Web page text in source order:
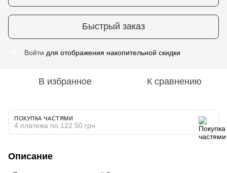
Быстрый заказ
Войти для отображения накопительной скидки
В избранное К сравнению
ПОКУПКА ЧАСТЯМИ
4 платежа по 122.50 грн
Описание